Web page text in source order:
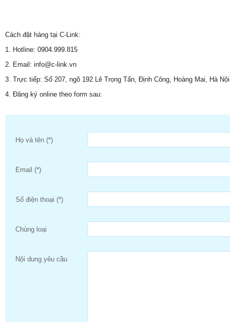
Cách đặt hàng tại C-Link:
1. Hotline: 0904.999.815
2. Email: info@c-link.vn
3. Trực tiếp: Số 207, ngõ 192 Lê Trọng Tấn, Định Công, Hoàng Mai, Hà Nội
4. Đăng ký online theo form sau:
Họ và tên (*)
Email (*)
Số điện thoại (*)
Chủng loại
Nội dung yêu cầu